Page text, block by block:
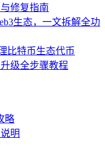
修复指南
生态，一文拆解全功
比特币生态代币
级全步骤教程
略
明